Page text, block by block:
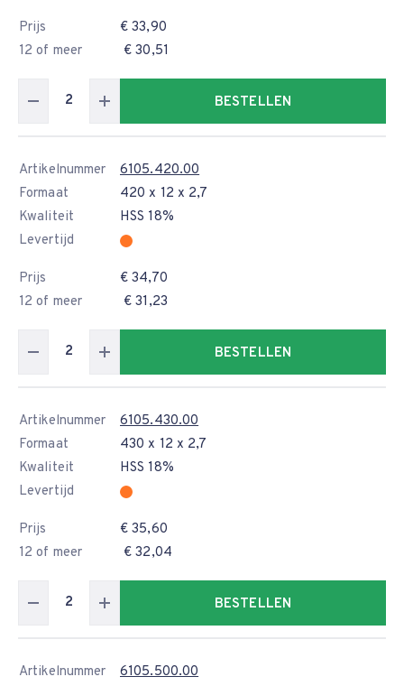
Prijs
€ 33,90
12 of meer
€ 30,51
BESTELLEN
Artikelnummer
6105.420.00
Formaat
420 x 12 x 2,7
Kwaliteit
HSS 18%
Levertijd
Prijs
€ 34,70
12 of meer
€ 31,23
BESTELLEN
Artikelnummer
6105.430.00
Formaat
430 x 12 x 2,7
Kwaliteit
HSS 18%
Levertijd
Prijs
€ 35,60
12 of meer
€ 32,04
BESTELLEN
Artikelnummer
6105.500.00